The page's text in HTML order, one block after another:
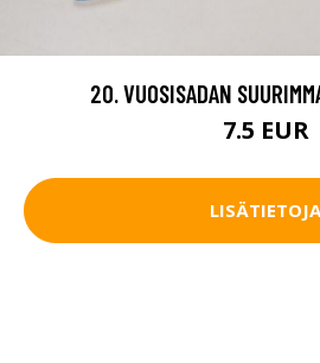
20. VUOSISADAN
7.5 EUR
LISÄTIETOJA